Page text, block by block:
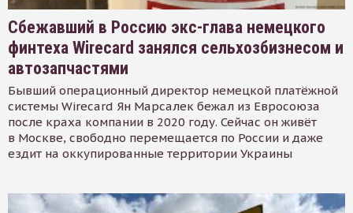
Сбежавший в Россию экс-глава немецкого
финтеха Wirecard занялся сельхозбизнесом и
автозапчастями
Бывший операционный директор немецкой платёжной
системы Wirecard Ян Марсалек бежал из Евросоюза
после краха компании в 2020 году. Сейчас он живёт
в Москве, свободно перемещается по России и даже
ездит на оккупированные территории Украины